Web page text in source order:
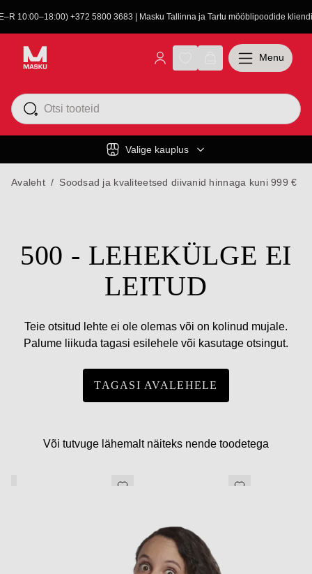
10:00–18:00) +372 5800 3683 | Masku Tallinna ja Tartu mööblipoodide
Valige kauplus
Menu
Avaleht / Soodsad ja kvaliteetsed diivanid hinnaga kuni 999 €
500 - LEHEKÜLGE EI
LEITUD
Teie otsitud lehte ei ole olemas või on kolinud mujale.
Palume liikuda tagasi esilehele või kasutage otsingut.
TAGASI AVALEHELE
Või tutvuge lähemalt näiteks nende toodetega